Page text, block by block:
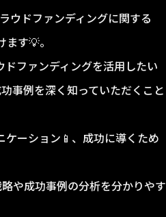
ウドファンディングに関する
す💡。
ファンディングを活用したい
事例を深く知っていただくこと
ーション📱、成功に導くため
や成功事例の分析を分かりやす